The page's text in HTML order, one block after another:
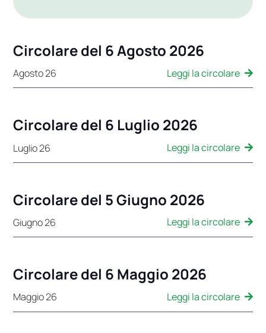
Circolare del 6 Agosto 2026
Agosto 26 Leggi la circolare
Circolare del 6 Luglio 2026
Luglio 26 Leggi la circolare
Circolare del 5 Giugno 2026
Giugno 26 Leggi la circolare
Circolare del 6 Maggio 2026
Maggio 26 Leggi la circolare